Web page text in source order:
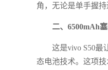
角，无论是单手握
二、6500mAh
这是vivo S50最
态电池技术。这项